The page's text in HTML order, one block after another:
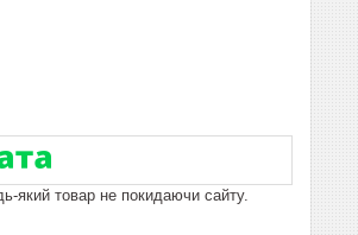
який товар не покидаючи сайту.